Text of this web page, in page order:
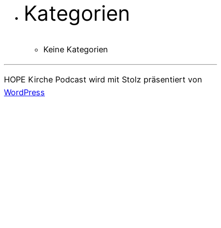
Kategorien
Keine Kategorien
HOPE Kirche Podcast wird mit Stolz präsentiert von
WordPress